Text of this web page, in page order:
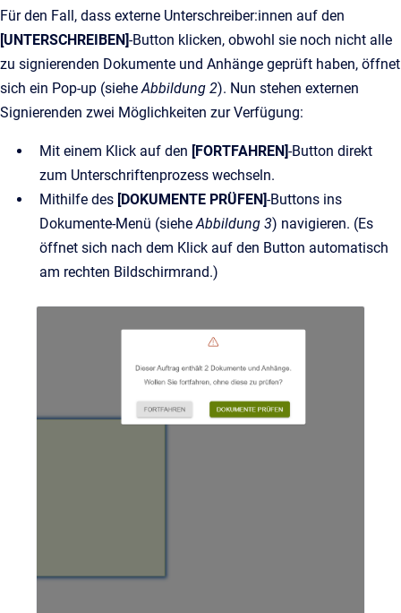
Für den Fall, dass externe Unterschreiber:innen auf den
[UNTERSCHREIBEN]-Button klicken, obwohl sie noch nicht alle
zu signierenden Dokumente und Anhänge geprüft haben, öffnet
sich ein Pop-up (sieheAbbildung 2). Nun stehen externen
Signierenden zwei Möglichkeiten zur Verfügung:
Mit einem Klick auf den [FORTFAHREN]-Button direkt
zum Unterschriftenprozess wechseln.
Mithilfe des [DOKUMENTE PRÜFEN]-Buttons ins
Dokumente-Menü (sieheAbbildung 3) navigieren. (Es
öffnet sich nach dem Klick auf den Button automatisch
am rechten Bildschirmrand.)